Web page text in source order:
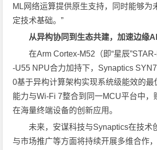
ML网络运算提供原生支持，同时能够为
定技术基础。”
从异构协同到生态共建，加速边缘
在Arm Cortex-M52（即“星辰
-U55 NPU合力加持下，Synaptics
0基于异构计算架构实现系统级能效的最
能力与Wi-Fi 7整合到同一MCU平台中，
在海量终端设备的创新应用。
未来，安谋科技与Synaptics在技术
与市场推广等方面将持续开展多维合作